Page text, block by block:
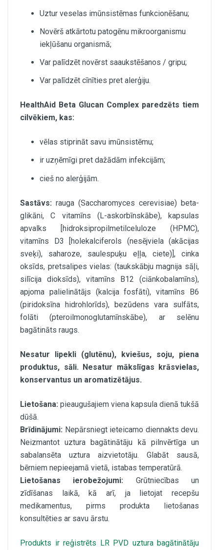
Uztur veselas imūnsistēmas funkcionēšanu;
Novērš atkārtotu patogēnu mikroorganismu
iekļūšanu organismā;
Var palīdzēt novērst saaukstēšanos / gripu;
Var palīdzēt cīnīties pret alerģiju.
HealthAid Beta Glucan Complex paredzēts tiem
cilvēkiem, kas:
vēlas stiprināt savu imūnsistēmu;
ir uzņēmīgi pret dažādām infekcijām;
cieš no alerģijām.
Sastāvs: rauga (Saccharomyces cerevisiae) beta-
glikāni, C vitamīns (L-askorbīnskābe), kapsulas
apvalks [hidroksipropilmetilceluloze (HPMC),
vitamīns D3 [holekalciferols (nesējviela (akācijas
sveķi), saharoze, saulespuķu eļļa, ciete)], cinka
oksīds, pretsalipes vielas: (taukskābju magnija sāļi,
silīcija dioksīds), vitamīns B12 (ciānkobalamīns),
apjoma palielinātājs (kalcija fosfāti), vitamīns B6
(piridoksīna hidrohlorīds), bezūdens vara sulfāts,
folāti (pteroilmonoglutamīnskābe), ar selēnu
bagātināts raugs.
Nesatur lipekli (glutēnu), kviešus, soju, piena
produktus, sāli. Nesatur mākslīgas krāsvielas,
konservantus un aromatizētājus.
Lietošana: pieaugušajiem viena kapsula dienā tukšā
dūšā.
Brīdinājumi: Nepārsniegt ieteicamo diennakts devu.
Neizmantot uztura bagātinātāju kā pilnvērtīga un
sabalansēta uztura aizvietotāju. Glabāt sausā,
bērniem nepieejamā vietā, istabas temperatūrā.
Lietošanas ierobežojumi: Grūtniecības un
zīdīšanas laikā, kā arī, ja lietojat recepšu
medikamentus, pirms produkta lietošanas
konsultēties ar savu ārstu.
Produkts ir reģistrēts LR PVD uztura bagātinātāju